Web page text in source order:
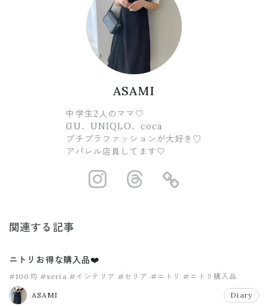
ASAMI
中学生2人のママ🤍
GU、UNIQLO、coca
プチプラファッションが大好き♡
アパレル店員してます🤍
https://https://
関連する記事
ニトリお得な購入品❤️
#100均 #seria #インテリア #セリア #ニトリ #ニトリ購入品
ASAMI Diary